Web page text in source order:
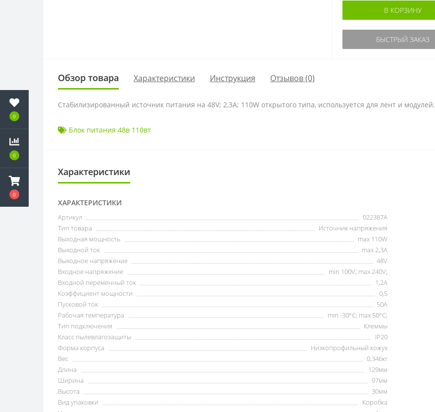
0
0
0
В КОРЗИНУ
БЫСТРЫЙ ЗАКАЗ
Обзор товара Характеристики Инструкция Отзывов (0)
Стабилизированный источник питания на 48V; 2,3A; 110W открытого типа, используется для лент и модулей.
Блок питания 48в 110вт
Характеристики
ХАРАКТЕРИСТИКИ
Артикул
022387А
Тип товара
Источник напряжения
Выходная мощность
max 110W
Выходной ток
max 2,3А
Выходное напряжение
48V
Входное напряжение
min 100V; max 240V;
Входной переменный ток
1,2А
Коэффициент мощности
0,5
Пусковой ток
50А
Рабочая температура
min -30°C; max 50°C;
Тип подключения
Клеммы
Класс пылевлагозащиты
IP20
Форма корпуса
Низкопрофильный кожух
Вес
0,346кг
Длина
129мм
Ширина
97мм
Высота
30мм
Вид упаковки
Коробка